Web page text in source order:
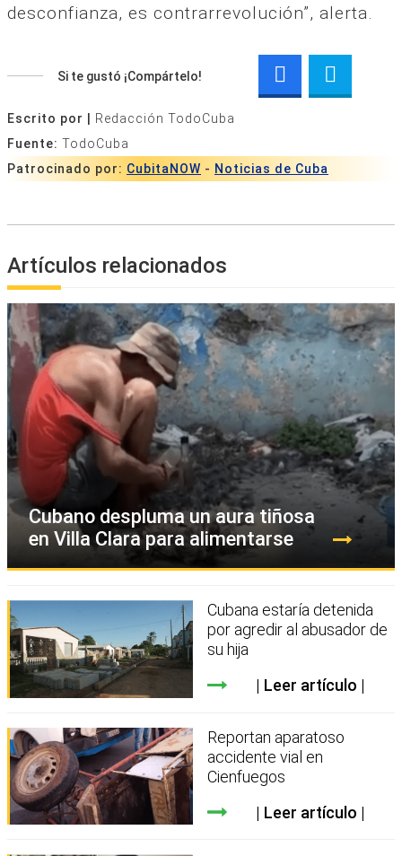
desconfianza, es contrarrevolución”, alerta.
Si te gustó ¡Compártelo!
Escrito por |
Redacción TodoCuba
Fuente: TodoCuba
Patrocinado por: CubitaNOW - Noticias de Cuba
Artículos relacionados
Cubano despluma un aura tiñosa
en Villa Clara para alimentarse
Cubana estaría detenida
por agredir al abusador de
su hija
Leer artículo
Reportan aparatoso
accidente vial en
Cienfuegos
Leer artículo